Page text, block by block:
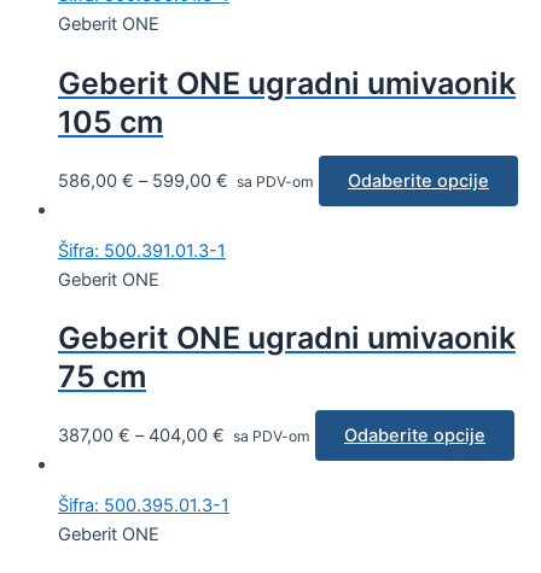
Geberit ONE
Geberit ONE ugradni umivaonik
105 cm
586,00 € – 599,00 € sa PDV-om Odaberite opcije
Šifra: 500.391.01.3-1
Geberit ONE
Geberit ONE ugradni umivaonik
75 cm
387,00 € –404,00 € sa PDV-om Odaberite opcije
Šifra: 500.395.01.3-1
Geberit ONE